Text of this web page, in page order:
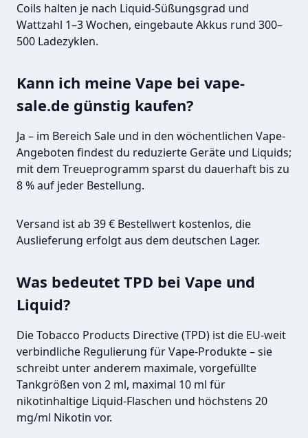
Coils halten je nach Liquid-Süßungsgrad und
Wattzahl 1–3 Wochen, eingebaute Akkus rund 300–
500 Ladezyklen.
Kann ich meine Vape bei vape-
sale.de günstig kaufen?
Ja – im Bereich Sale und in den wöchentlichen Vape-
Angeboten findest du reduzierte Geräte und Liquids;
mit dem Treueprogramm sparst du dauerhaft bis zu
8 % auf jeder Bestellung.
Versand ist ab 39 € Bestellwert kostenlos, die
Auslieferung erfolgt aus dem deutschen Lager.
Was bedeutet TPD bei Vape und
Liquid?
Die Tobacco Products Directive (TPD) ist die EU-weit
verbindliche Regulierung für Vape-Produkte – sie
schreibt unter anderem maximale, vorgefüllte
Tankgrößen von 2 ml, maximal 10 ml für
nikotinhaltige Liquid-Flaschen und höchstens 20
mg/ml Nikotin vor.